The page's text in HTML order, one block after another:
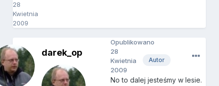
28
Kwietnia
2009
darek_op
Autor
Opublikowano
28
Kwietnia
2009
No to dalej jesteśmy w lesie.